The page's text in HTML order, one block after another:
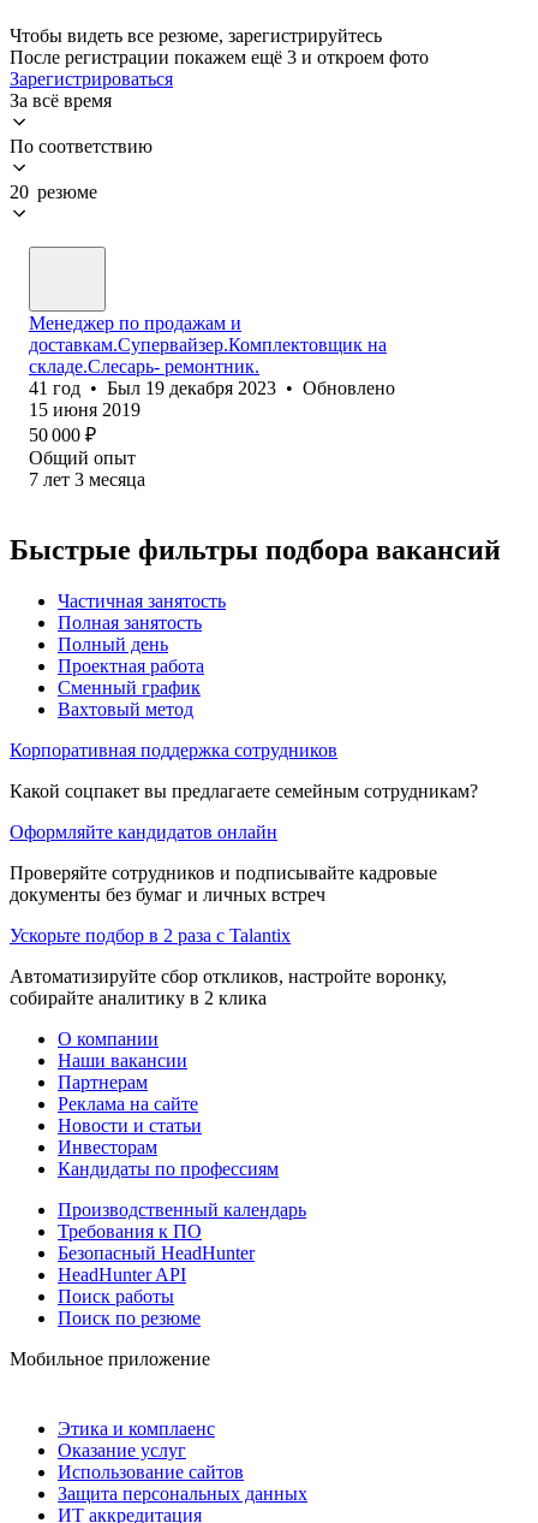
Чтобы видеть все резюме, зарегистрируйтесь
После регистрации покажем ещё 3 и откроем фото
Зарегистрироваться
За всё время
По соответствию
20 резюме
Менеджер по продажам и
доставкам.Супервайзер.Комплектовщик на
складе.Слесарь- ремонтник.
41 год • Был 19 декабря 2023 • Обновлено
15 июня 2019
50 000 ₽
Общий опыт
7 лет 3 месяца
Быстрые фильтры подбора вакансий
Частичная занятость
Полная занятость
Полный день
Проектная работа
Сменный график
Вахтовый метод
Корпоративная поддержка сотрудников
Какой соцпакет вы предлагаете семейным сотрудникам?
Оформляйте кандидатов онлайн
Проверяйте сотрудников и подписывайте кадровые
документы без бумаг и личных встреч
Ускорьте подбор в 2 раза с Talantix
Автоматизируйте сбор откликов, настройте воронку,
собирайте аналитику в 2 клика
О компании
Наши вакансии
Партнерам
Реклама на сайте
Новости и статьи
Инвесторам
Кандидаты по профессиям
Производственный календарь
Требования к ПО
Безопасный HeadHunter
HeadHunter API
Поиск работы
Поиск по резюме
Мобильное приложение
Этика и комплаенс
Оказание услуг
Использование сайтов
Защита персональных данных
ИТ аккредитация